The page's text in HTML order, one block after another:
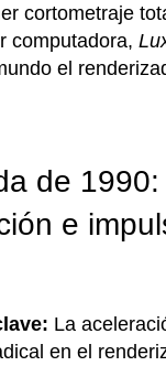
cortometraje
computadora,
el
de 1990:
e
La
en el